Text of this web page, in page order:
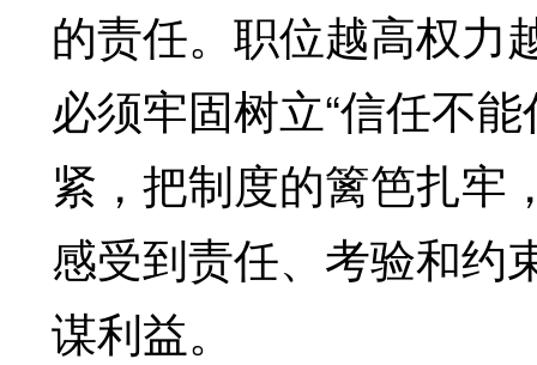
的责任。职位越高权力
必须牢固树立“信任不
紧，把制度的篱笆扎牢
感受到责任、考验和约
谋利益。